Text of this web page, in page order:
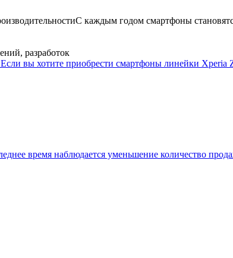
С каждым годом смартфоны
разработок
Если вы хотите приобрести смартфоны линейки Xperia
время наблюдается уменьшение количество